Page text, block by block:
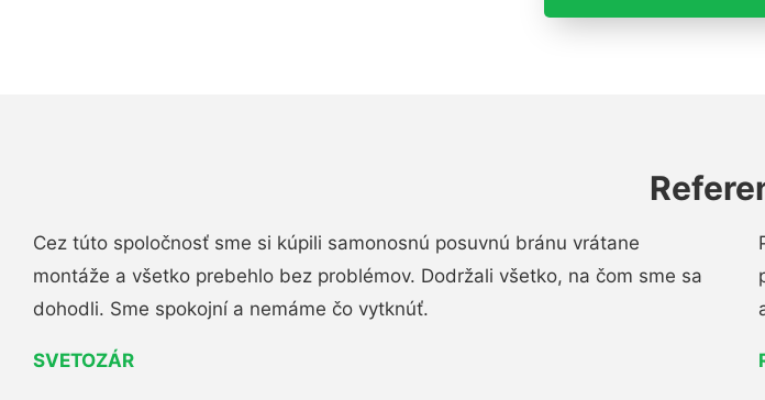
Cez túto spoločnosť sme si kúpili samonosnú posuvnú bránu vrátane
montáže a všetko prebehlo bez problémov. Dodržali všetko, na čom sme sa
dohodli. Sme spokojní a nemáme čo vytknúť.
SVETOZÁR